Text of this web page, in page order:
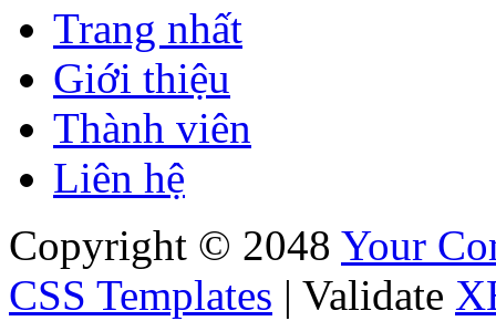
Trang nhất
Giới thiệu
Thành viên
Liên hệ
Copyright © 2048 Your
CSS Templates | Validate